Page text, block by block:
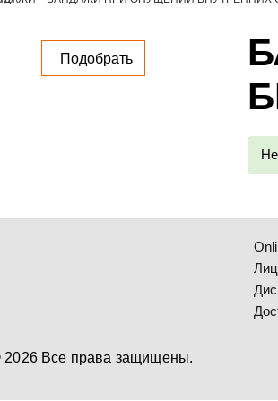
Подобрать
2026 Все права защищены.